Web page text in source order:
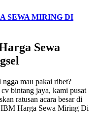
SEWA MIRING DI
Sewa
ngga mau pakai ribet?
bintang jaya, kami pusat
ratusan acara besar di
IBM Harga Sewa Miring Di